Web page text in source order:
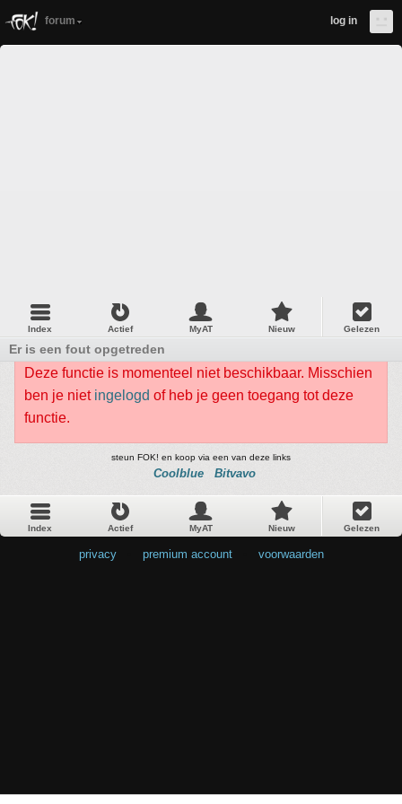
forum log in
Index Actief MyAT Nieuw Gelezen
Er is een fout opgetreden
Deze functie is momenteel niet beschikbaar. Misschien
ben je niet ingelogd of heb je geen toegang tot deze
functie.
steun FOK! en koop via een van deze links
Coolblue Bitvavo
Index Actief MyAT Nieuw Gelezen
privacy premium account voorwaarden